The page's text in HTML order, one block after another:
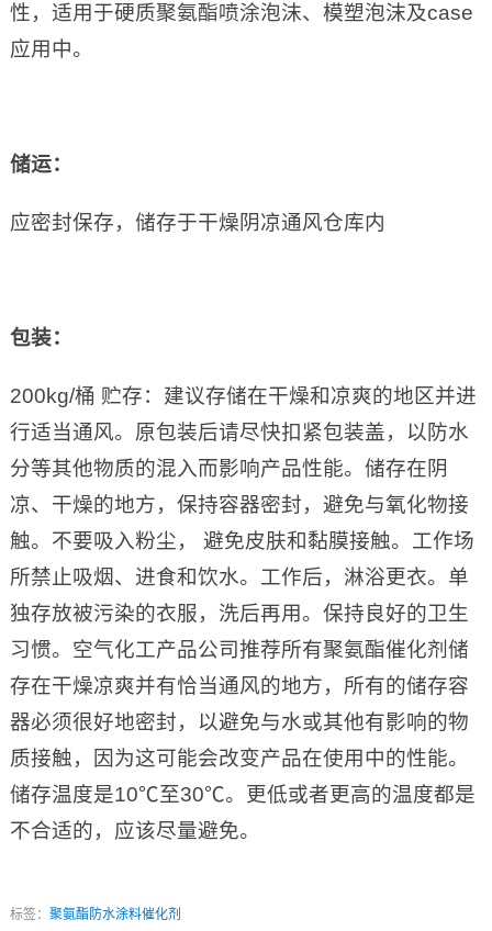
性，适用于硬质聚氨酯喷涂泡沫、模塑泡沫及case
应用中。
储运：
应密封保存，储存于干燥阴凉通风仓库内
包装：
200kg/桶 贮存：建议存储在干燥和凉爽的地区并进
行适当通风。原包装后请尽快扣紧包装盖，以防水
分等其他物质的混入而影响产品性能。储存在阴
凉、干燥的地方，保持容器密封，避免与氧化物接
触。不要吸入粉尘， 避免皮肤和黏膜接触。工作场
所禁止吸烟、进食和饮水。工作后，淋浴更衣。单
独存放被污染的衣服，洗后再用。保持良好的卫生
习惯。空气化工产品公司推荐所有聚氨酯催化剂储
存在干燥凉爽并有恰当通风的地方，所有的储存容
器必须很好地密封，以避免与水或其他有影响的物
质接触，因为这可能会改变产品在使用中的性能。
储存温度是10℃至30℃。更低或者更高的温度都是
不合适的，应该尽量避免。
标签： 聚氨酯防水涂料催化剂